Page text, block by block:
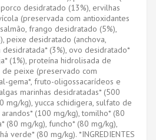
desidratado (13%), ervilhas
(preservada com antioxidantes
frango desidratado (5%),
peixe desidratado (anchova,
desidratada* (3%), ovo desidratado*
(1%), proteína hidrolisada de
de peixe (preservado com
gema*, fruto-oligossacarídeos e
marinhas desidratadas* (500
mg/kg), yucca schidigera, sulfato de
(100 mg/kg), tomilho* (80
(80 mg/kg), funcho* (80 mg/kg),
verde* (80 mg/kg). *INGREDIENTES